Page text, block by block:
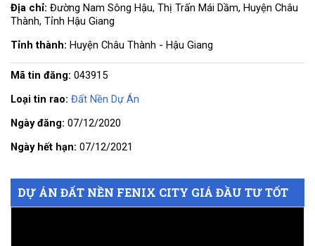
DỰ ÁN ĐẤT NỀN FENIX CITY GIÁ ĐẦU TƯ TỐT
Địa chỉ: Đường Nam Sông Hậu, Thị Trấn Mái Dầm, Huyện Châu
Thành, Tỉnh Hậu Giang
Tỉnh thành: Huyện Châu Thành - Hậu Giang
Mã tin đăng: 043915
Loại tin rao: Đất Nền Dự Án
Ngày đăng: 07/12/2020
Ngày hết hạn: 07/12/2021